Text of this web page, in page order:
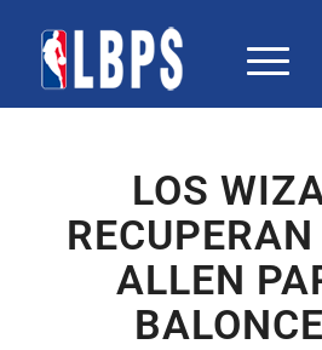
LOS
ALLEN